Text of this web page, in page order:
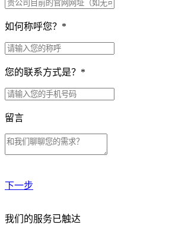
如何称呼您？ *
您的联系方式是？ *
留言
下一步
贵公司预算范围是？
我们的服务已触达